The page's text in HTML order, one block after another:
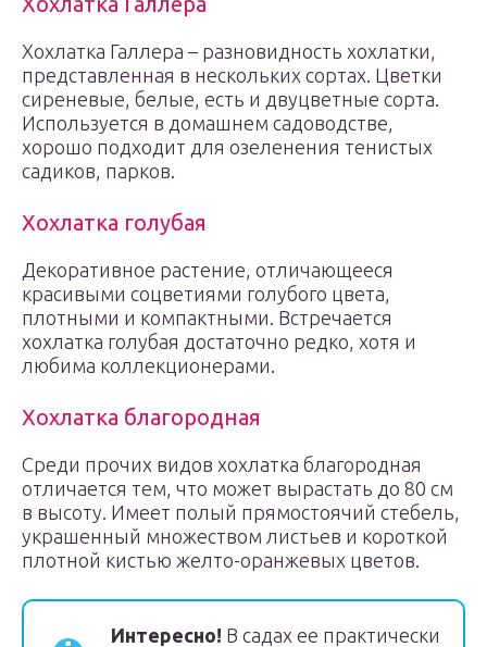
Хохлатка Галлера – разновидность хохлатки,
представленная в нескольких сортах. Цветки
сиреневые, белые, есть и двуцветные сорта.
Используется в домашнем садоводстве,
хорошо подходит для озеленения тенистых
садиков, парков.
Хохлатка голубая
Декоративное растение, отличающееся
красивыми соцветиями голубого цвета,
плотными и компактными. Встречается
хохлатка голубая достаточно редко, хотя и
любима коллекционерами.
Хохлатка благородная
Среди прочих видов хохлатка благородная
отличается тем, что может вырастать до 80 см
в высоту. Имеет полый прямостоячий стебель,
украшенный множеством листьев и короткой
плотной кистью желто-оранжевых цветов.
Интересно! В садах ее практически